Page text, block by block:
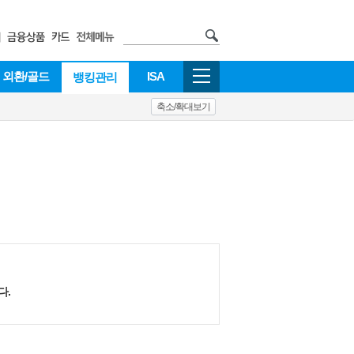
외환/골드 뱅킹관리 ISA
축소/확대보기
.